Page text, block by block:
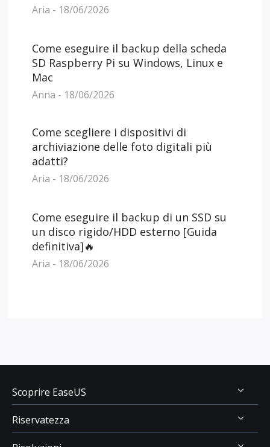
Aria - 18/06/2026
Come eseguire il backup della scheda
SD Raspberry Pi su Windows, Linux e
Mac
Anna - 18/06/2026
Come scegliere i dispositivi di
archiviazione delle foto digitali più
adatti?
Aria - 18/06/2026
Come eseguire il backup di un SSD su
un disco rigido/HDD esterno [Guida
definitiva]🔥
Aria - 18/06/2026
Scoprire EaseUS
Chi Siamo
Riservatezza